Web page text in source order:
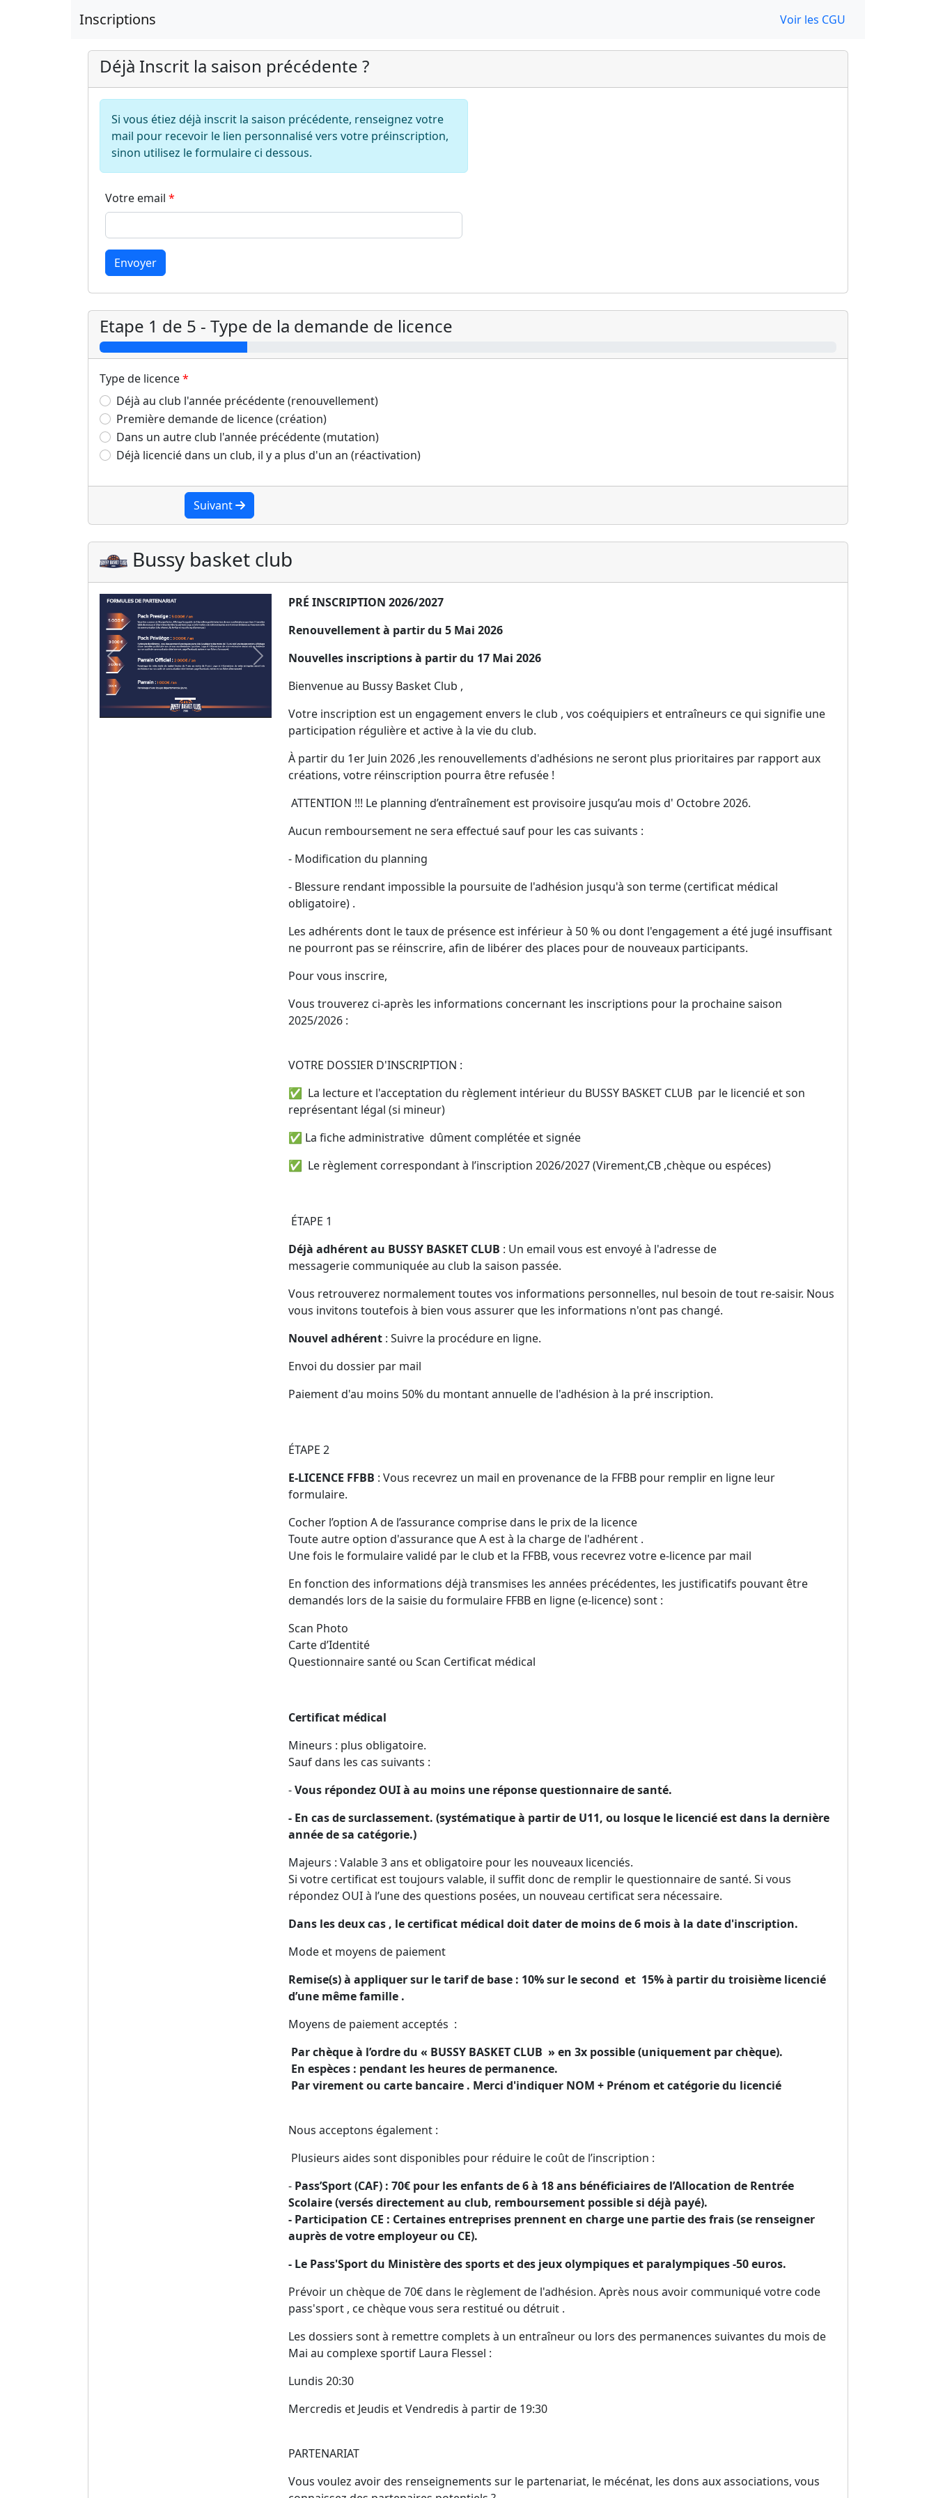
Inscriptions Voir les CGU
Déjà Inscrit la saison précédente ?
Si vous étiez déjà inscrit la saison précédente, renseignez votre
mail pour recevoir le lien personnalisé vers votre préinscription,
sinon utilisez le formulaire ci dessous.
Votre email
Envoyer
Etape 1 de 5 - Type de la demande de licence
Type de licence
Déjà au club l'année précédente (renouvellement)
Première demande de licence (création)
Dans un autre club l'année précédente (mutation)
Déjà licencié dans un club, il y a plus d'un an (réactivation)
Suivant
Bussy basket club
Previous Next
PRÉ INSCRIPTION 2026/2027
Renouvellement à partir du 5 Mai 2026
Nouvelles inscriptions à partir du 17 Mai 2026
Bienvenue au Bussy Basket Club ,
Votre inscription est un engagement envers le club , vos coéquipiers et entraîneurs ce qui signifie une
participation régulière et active à la vie du club.
À partir du 1er Juin 2026 ,les renouvellements d'adhésions ne seront plus prioritaires par rapport aux
créations, votre réinscription pourra être refusée !
ATTENTION !!! Le planning d’entraînement est provisoire jusqu’au mois d' Octobre 2026.
Aucun remboursement ne sera effectué sauf pour les cas suivants :
- Modification du planning
- Blessure rendant impossible la poursuite de l'adhésion jusqu'à son terme (certificat médical
obligatoire) .
Les adhérents dont le taux de présence est inférieur à 50 % ou dont l'engagement a été jugé insuffisant
ne pourront pas se réinscrire, afin de libérer des places pour de nouveaux participants.
Pour vous inscrire,
Vous trouverez ci-après les informations concernant les inscriptions pour la prochaine saison
2025/2026 :
VOTRE DOSSIER D'INSCRIPTION :
✅ La lecture et l'acceptation du règlement intérieur du BUSSY BASKET CLUB par le licencié et son
représentant légal (si mineur)
✅ La fiche administrative dûment complétée et signée
✅ Le règlement correspondant à l’inscription 2026/2027 (Virement,CB ,chèque ou espéces)
ÉTAPE 1
Déjà adhérent au BUSSY BASKET CLUB : Un email vous est envoyé à l'adresse de
messagerie communiquée au club la saison passée.
Vous retrouverez normalement toutes vos informations personnelles, nul besoin de tout re-saisir. Nous
vous invitons toutefois à bien vous assurer que les informations n'ont pas changé.
Nouvel adhérent: Suivre la procédure en ligne.
Envoi du dossier par mail
Paiement d'au moins 50% du montant annuelle de l'adhésion à la pré inscription.
ÉTAPE 2
E-LICENCE FFBB : Vous recevrez un mail en provenance de la FFBB pour remplir en ligne leur
formulaire.
Cocher l’option A de l’assurance comprise dans le prix de la licence
Toute autre option d'assurance que A est à la charge de l'adhérent .
Une fois le formulaire validé par le club et la FFBB, vous recevrez votre e-licence par mail
En fonction des informations déjà transmises les années précédentes, les justificatifs pouvant être
demandés lors de la saisie du formulaire FFBB en ligne (e-licence) sont :
Scan Photo
Carte d’Identité
Questionnaire santé ou Scan Certificat médical
Certificat médical
Mineurs : plus obligatoire.
Sauf dans les cas suivants :
-Vous répondez OUI à au moins une réponse questionnaire de santé.
- En cas de surclassement. (systématique à partir de U11, ou losque le licencié est dans la dernière
année de sa catégorie.)
Majeurs : Valable 3 ans et obligatoire pour les nouveaux licenciés.
Si votre certificat est toujours valable, il suffit donc de remplir le questionnaire de santé. Si vous
répondez OUI à l’une des questions posées, un nouveau certificat sera nécessaire.
Dans les deux cas , le certificat médical doit dater de moins de 6 mois à la date d'inscription.
Mode et moyens de paiement
Remise(s) à appliquer sur le tarif de base : 10% sur le second et 15% à partir du troisième licencié
d’une même famille .
Moyens de paiement acceptés :
Par chèque à l’ordre du « BUSSY BASKET CLUB » en 3x possible (uniquement par chèque).
En espèces : pendant les heures de permanence.
Par virement ou carte bancaire . Merci d'indiquer NOM + Prénom et catégorie du licencié
Nous acceptons également :
Plusieurs aides sont disponibles pour réduire le coût de l’inscription :
- Pass’Sport (CAF) : 70€ pour les enfants de 6 à 18 ans bénéficiaires de l’Allocation de Rentrée
Scolaire (versés directement au club, remboursement possible si déjà payé).
- Participation CE : Certaines entreprises prennent en charge une partie des frais (se renseigner
auprès de votre employeur ou CE).
- Le Pass'Sport du Ministère des sports et des jeux olympiques et paralympiques -50 euros.
Prévoir un chèque de 70€ dans le règlement de l'adhésion. Après nous avoir communiqué votre code
pass'sport , ce chèque vous sera restitué ou détruit .
Les dossiers sont à remettre complets à un entraîneur ou lors des permanences suivantes du mois de
Mai au complexe sportif Laura Flessel :
Lundis 20:30
Mercredis et Jeudis et Vendredis à partir de 19:30
PARTENARIAT
Vous voulez avoir des renseignements sur le partenariat, le mécénat, les dons aux associations, vous